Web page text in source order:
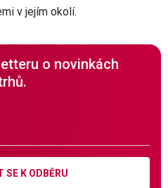
v jejím okolí.
o novinkách
SE K ODBĚRU